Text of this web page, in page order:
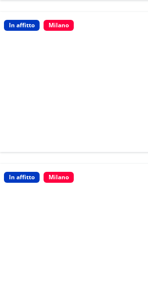
In affitto Milano
In affitto Milano